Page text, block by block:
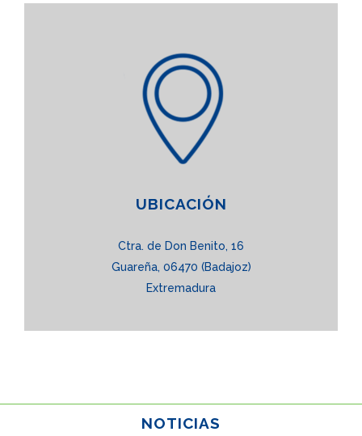
UBICACIÓN
Ctra. de Don Benito, 16
Guareña, 06470 (Badajoz)
Extremadura
NOTICIAS